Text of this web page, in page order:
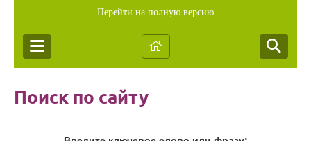
Перейти на полную версию
Поиск по сайту